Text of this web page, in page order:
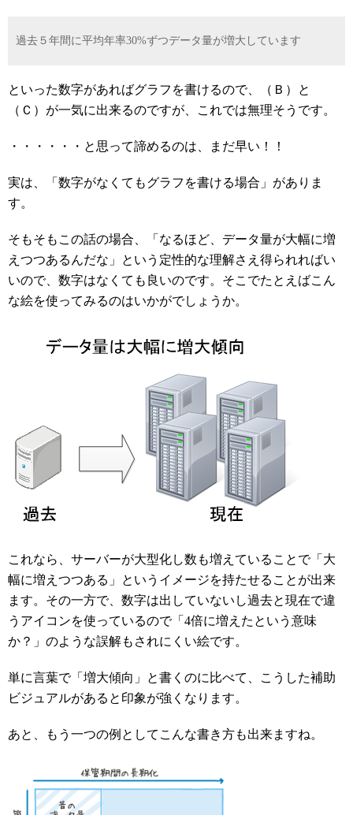
過去５年間に平均年率30%ずつデータ量が増大しています
といった数字があればグラフを書けるので、（Ｂ）と
（Ｃ）が一気に出来るのですが、これでは無理そうです。
・・・・・・と思って諦めるのは、まだ早い！！
実は、「数字がなくてもグラフを書ける場合」がありま
す。
そもそもこの話の場合、「なるほど、データ量が大幅に増
えつつあるんだな」という定性的な理解さえ得られればい
いので、数字はなくても良いのです。そこでたとえばこん
な絵を使ってみるのはいかがでしょうか。
これなら、サーバーが大型化し数も増えていることで「大
幅に増えつつある」というイメージを持たせることが出来
ます。その一方で、数字は出していないし過去と現在で違
うアイコンを使っているので「4倍に増えたという意味
か？」のような誤解もされにくい絵です。
単に言葉で「増大傾向」と書くのに比べて、こうした補助
ビジュアルがあると印象が強くなります。
あと、もう一つの例としてこんな書き方も出来ますね。